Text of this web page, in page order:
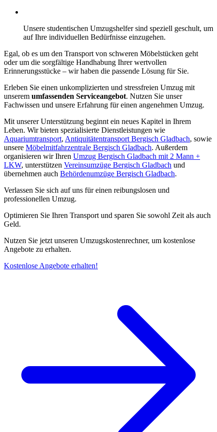
Unsere studentischen Umzugshelfer sind speziell geschult, um
auf Ihre individuellen Bedürfnisse einzugehen.
Egal, ob es um den Transport von schweren Möbelstücken geht
oder um die sorgfältige Handhabung Ihrer wertvollen
Erinnerungsstücke – wir haben die passende Lösung für Sie.
Erleben Sie einen unkomplizierten und stressfreien Umzug mit
unserem umfassenden Serviceangebot. Nutzen Sie unser
Fachwissen und unsere Erfahrung für einen angenehmen Umzug.
Mit unserer Unterstützung beginnt ein neues Kapitel in Ihrem
Leben. Wir bieten spezialisierte Dienstleistungen wie
Aquariumtransport, Antiquitätentransport Bergisch Gladbach, sowie
unsere Möbelmitfahrzentrale Bergisch Gladbach. Außerdem
organisieren wir Ihren Umzug Bergisch Gladbach mit 2 Mann +
LKW, unterstützen Vereinsumzüge Bergisch Gladbach und
übernehmen auch Behördenumzüge Bergisch Gladbach.
Verlassen Sie sich auf uns für einen reibungslosen und
professionellen Umzug.
Optimieren Sie Ihren Transport und sparen Sie sowohl Zeit als auch
Geld.
Nutzen Sie jetzt unseren Umzugskostenrechner, um kostenlose
Angebote zu erhalten.
Kostenlose Angebote erhalten!